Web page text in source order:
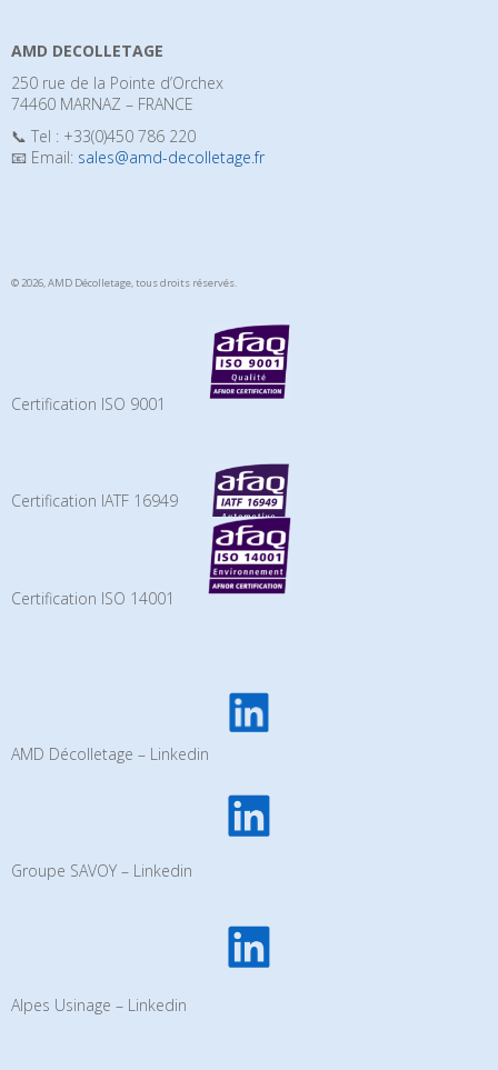
AMD DECOLLETAGE
250 rue de la Pointe d’Orchex
74460 MARNAZ – FRANCE
📞 Tel : +33(0)450 786 220
📧 Email: sales@amd-decolletage.fr
© 2026, AMD Décolletage,tous droits réservés.
Certification ISO 9001
Certification IATF 16949
Certification ISO 14001
AMD Décolletage – Linkedin
Groupe SAVOY – Linkedin
Alpes Usinage – Linkedin